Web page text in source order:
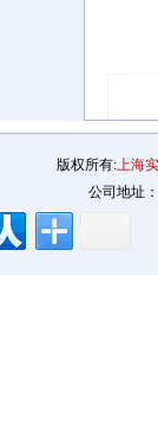
版权所有:上海
公司地址